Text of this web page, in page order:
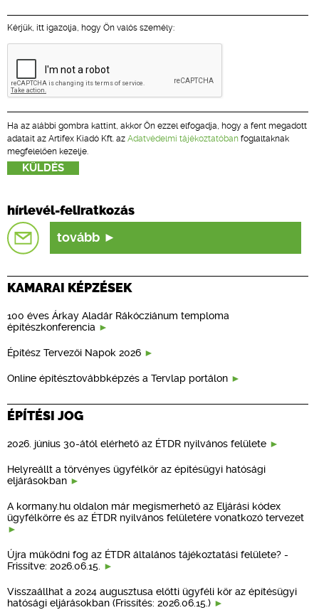
Kérjük, itt igazolja, hogy Ön valós személy:
Ha az alábbi gombra kattint, akkor Ön ezzel elfogadja, hogy a fent megadott
adatait az Artifex Kiadó Kft. az Adatvédelmi tájékoztatóban foglaltaknak
megfelelően kezelje.
hírlevél-feliratkozás
tovább
KAMARAI KÉPZÉSEK
100 éves Árkay Aladár Rákócziánum temploma
építészkonferencia
Építész Tervezői Napok 2026
Online építésztovábbképzés a Tervlap portálon
ÉPÍTÉSI JOG
2026. június 30-ától elérhető az ÉTDR nyilvános felülete
Helyreállt a törvényes ügyfélkör az építésügyi hatósági
eljárásokban
A kormany.hu oldalon már megismerhető az Eljárási kódex
ügyfélkörre és az ÉTDR nyilvános felületére vonatkozó tervezet
Újra működni fog az ÉTDR általános tájékoztatási felülete? -
Frissítve: 2026.06.15.
Visszaállhat a 2024 augusztusa előtti ügyféli kör az építésügyi
hatósági eljárásokban (Frissítés: 2026.06.15.)